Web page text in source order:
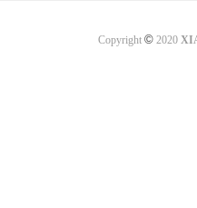
Copyright ©2020